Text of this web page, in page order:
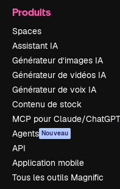
Produits
Spaces
Assistant IA
Générateur d’images IA
Générateur de vidéos IA
Générateur de voix IA
Contenu de stock
MCP pour Claude/ChatGPT
Agents Nouveau
API
Application mobile
Tous les outils Magnific